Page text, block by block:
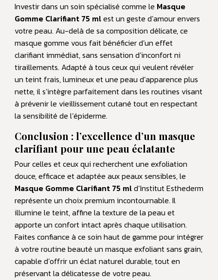
Investir dans un soin spécialisé comme le Masque
Gomme Clarifiant 75 mlest un geste d’amour envers
votre peau. Au-delà de sa composition délicate, ce
masque gomme vous fait bénéficier d’un effet
clarifiant immédiat, sans sensation d’inconfort ni
tiraillements. Adapté à tous ceux qui veulent révéler
un teint frais, lumineux et une peau d’apparence plus
nette, il s’intègre parfaitement dans les routines visant
à prévenir le vieillissement cutané tout en respectant
la sensibilité de l’épiderme.
Conclusion : l’excellence d’un masque
clarifiant pour une peau éclatante
Pour celles et ceux qui recherchent une exfoliation
douce, efficace et adaptée aux peaux sensibles, le
Masque Gomme Clarifiant 75 mld’Institut Esthederm
représente un choix premium incontournable. Il
illumine le teint, affine la texture de la peau et
apporte un confort intact après chaque utilisation.
Faites confiance à ce soin haut de gamme pour intégrer
à votre routine beauté un masque exfoliant sans grain,
capable d’offrir un éclat naturel durable, tout en
préservant la délicatesse de votre peau.